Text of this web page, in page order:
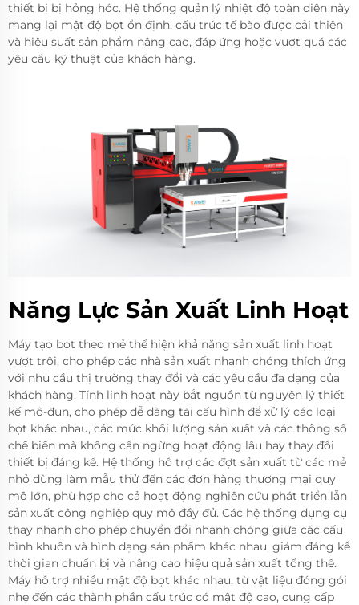
thiết bị bị hỏng hóc. Hệ thống quản lý nhiệt độ toàn diện này
mang lại mật độ bọt ổn định, cấu trúc tế bào được cải thiện
và hiệu suất sản phẩm nâng cao, đáp ứng hoặc vượt quá các
yêu cầu kỹ thuật của khách hàng.
Năng Lực Sản Xuất Linh Hoạt
Máy tạo bọt theo mẻ thể hiện khả năng sản xuất linh hoạt
vượt trội, cho phép các nhà sản xuất nhanh chóng thích ứng
với nhu cầu thị trường thay đổi và các yêu cầu đa dạng của
khách hàng. Tính linh hoạt này bắt nguồn từ nguyên lý thiết
kế mô-đun, cho phép dễ dàng tái cấu hình để xử lý các loại
bọt khác nhau, các mức khối lượng sản xuất và các thông số
chế biến mà không cần ngừng hoạt động lâu hay thay đổi
thiết bị đáng kể. Hệ thống hỗ trợ các đợt sản xuất từ các mẻ
nhỏ dùng làm mẫu thử đến các đơn hàng thương mại quy
mô lớn, phù hợp cho cả hoạt động nghiên cứu phát triển lẫn
sản xuất công nghiệp quy mô đầy đủ. Các hệ thống dụng cụ
thay nhanh cho phép chuyển đổi nhanh chóng giữa các cấu
hình khuôn và hình dạng sản phẩm khác nhau, giảm đáng kể
thời gian chuẩn bị và nâng cao hiệu quả sản xuất tổng thể.
Máy hỗ trợ nhiều mật độ bọt khác nhau, từ vật liệu đóng gói
nhẹ đến các thành phần cấu trúc có mật độ cao, cung cấp